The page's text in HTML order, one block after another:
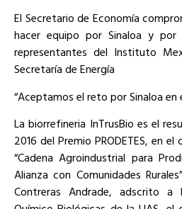
El Secretario de Economía
hacer equipo por Sinaloa y
representantes del Instituto
Secretaría de Energía
“Aceptamos el reto por Sinaloa en
La biorrefineria InTrusBio es el
2016 del Premio PRODETES, en
“Cadena Agroindustrial para
Alianza con Comunidades
Contreras Andrade, adscrito